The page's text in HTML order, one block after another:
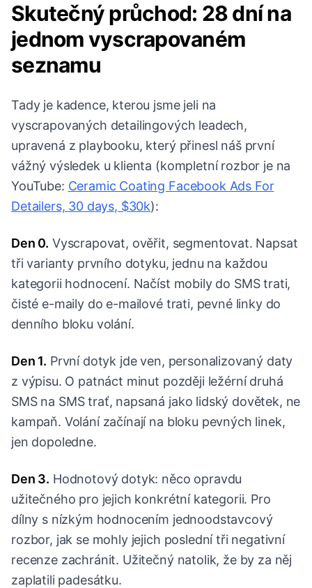
Skutečný průchod: 28 dní na
jednom vyscrapovaném
seznamu
Tady je kadence, kterou jsme jeli na
vyscrapovaných detailingových leadech,
upravená z playbooku, který přinesl náš první
vážný výsledek u klienta (kompletní rozbor je na
YouTube: Ceramic Coating Facebook Ads For
Detailers, 30 days, $30k):
Den 0. Vyscrapovat, ověřit, segmentovat. Napsat
tři varianty prvního dotyku, jednu na každou
kategorii hodnocení. Načíst mobily do SMS trati,
čisté e-maily do e-mailové trati, pevné linky do
denního bloku volání.
Den 1. První dotyk jde ven, personalizovaný daty
z výpisu. O patnáct minut později ležérní druhá
SMS na SMS trať, napsaná jako lidský dovětek, ne
kampaň. Volání začínají na bloku pevných linek,
jen dopoledne.
Den 3. Hodnotový dotyk: něco opravdu
užitečného pro jejich konkrétní kategorii. Pro
dílny s nízkým hodnocením jednoodstavcový
rozbor, jak se mohly jejich poslední tři negativní
recenze zachránit. Užitečný natolik, že by za něj
zaplatili padesátku.